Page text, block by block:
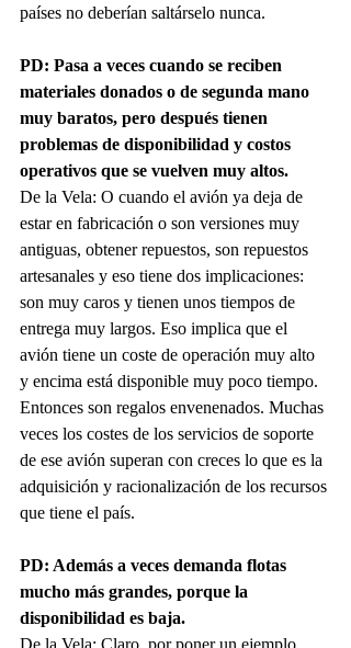
países no deberían saltárselo nunca.
PD: Pasa a veces cuando se reciben
materiales donados o de segunda mano
muy baratos, pero después tienen
problemas de disponibilidad y costos
operativos que se vuelven muy altos.
De la Vela: O cuando el avión ya deja de
estar en fabricación o son versiones muy
antiguas, obtener repuestos, son repuestos
artesanales y eso tiene dos implicaciones:
son muy caros y tienen unos tiempos de
entrega muy largos. Eso implica que el
avión tiene un coste de operación muy alto
y encima está disponible muy poco tiempo.
Entonces son regalos envenenados. Muchas
veces los costes de los servicios de soporte
de ese avión superan con creces lo que es la
adquisición y racionalización de los recursos
que tiene el país.
PD: Además a veces demanda flotas
mucho más grandes, porque la
disponibilidad es baja.
De la Vela: Claro, por poner un ejemplo,